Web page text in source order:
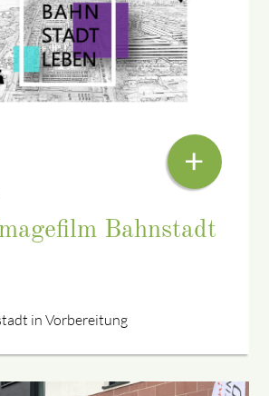
Bahnstadt
in Vorbereitung
+